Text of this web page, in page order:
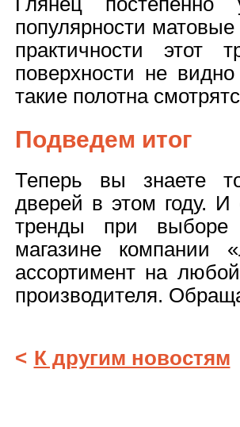
популярности
практичности этот
поверхности не
такие полотна
Подведем итог
Теперь вы знаете
дверей в этом году. И
тренды при
магазине компании
ассортимент на
производителя.
< К другим новостям